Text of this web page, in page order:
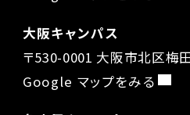
大阪キャンパス
〒530-0001 大阪市北区梅
Google マップをみる